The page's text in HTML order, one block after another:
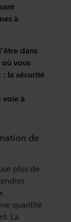
à
dans
vous
la sécurité
voie à
de
plus de
quantité
La